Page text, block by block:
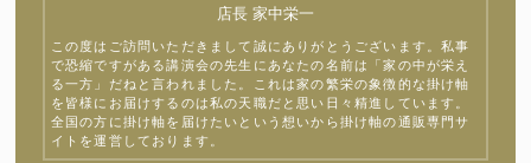
店長 家中栄一
この度はご訪問いただきまして誠にありがとうございます。私事
で恐縮ですがある講演会の先生にあなたの名前は「家の中が栄え
る一方」だねと言われました。これは家の繁栄の象徴的な掛け軸
を皆様にお届けするのは私の天職だと思い日々精進しています。
全国の方に掛け軸を届けたいという想いから掛け軸の通販専門サ
イトを運営しております。